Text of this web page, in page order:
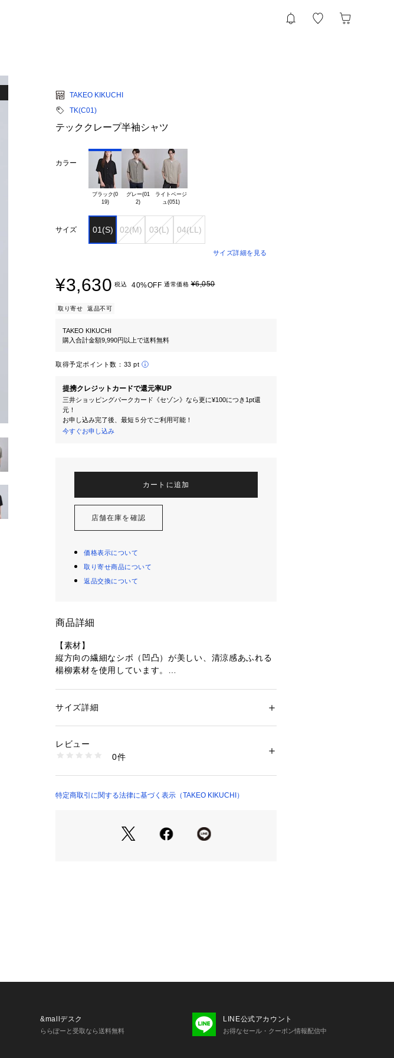
TAKEO KIKUCHI
TK(C01)
テッククレープ半袖シャツ
カラー
ブラック(0
19)
グレー(01
ライトベージ
サイズ 01(S) 02(M) 03(L) 04(LL)
サイズ詳細を見る
¥3,630 税込 40%OFF 通常価格¥6,050
取り寄せ 返品不可
TAKEO KIKUCHI
購入合計金額9,990円以上で送料無料
取得予定ポイント数： 33 pt
提携クレジットカードで還元率UP
三井ショッピングパークカード《セゾン》なら更に¥100につき1pt還
元！
お申し込み完了後、最短５分でご利用可能！
今すぐお申し込み
カートに追加
店舗在庫を確認
価格表示について
取り寄せ商品について
返品交換について
商品詳細
【素材】
縦方向の繊細なシボ（凹凸）が美しい、清涼感あふれる
楊柳素材を使用しています。
軽やかで落ち感があり、ドレープの美しい表情がスタイ
【デザイン】
リラックスムード漂うオープンカラーシャツ。
一枚で着るのはもちろん、Tシャツやタンクトップの上
やショートパンツと合わせたリゾートスタイルまで、幅
広い着こなしを楽しめる一着です。
で。
－ BRAND CONCEPT －
時代を超えて支持されるトラディショナルなアイテムを
性別：メンズ
商品番号：
C01-85366 （ショップ）
サイズ詳細
レビュー
0件
特定商取引に関する法律に基づく表示（TAKEO KIKUCHI）
&mallデスク
ららぽーと受取なら送料無料
LINE公式アカウント
お得なセール・クーポン情報配信中